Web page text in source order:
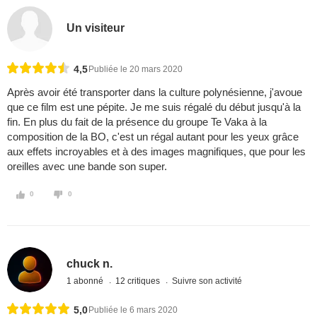
Un visiteur
4,5 Publiée le 20 mars 2020
Après avoir été transporter dans la culture polynésienne, j'avoue
que ce film est une pépite. Je me suis régalé du début jusqu'à la
fin. En plus du fait de la présence du groupe Te Vaka à la
composition de la BO, c'est un régal autant pour les yeux grâce
aux effets incroyables et à des images magnifiques, que pour les
oreilles avec une bande son super.
0 0
chuck n.
1 abonné 12 critiques Suivre son activité
5,0 Publiée le 6 mars 2020